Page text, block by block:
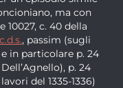
ma con
10027, c. 40 della
, passim (sugli
in particolare p. 24
p. 24
del 1335-1336)